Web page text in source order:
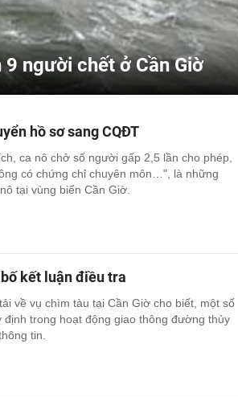
người chết ở Cần Giờ
hồ sơ sang CQĐT
ca nô chở số người gấp 2,5 lần cho phép,
có chứng chỉ chuyên môn…", là những
tại vùng biển Cần Giờ.
kết luận điều tra
về vụ chìm tàu tại Cần Giờ cho biết, một số
trong hoạt động giao thông đường thủy
tin.